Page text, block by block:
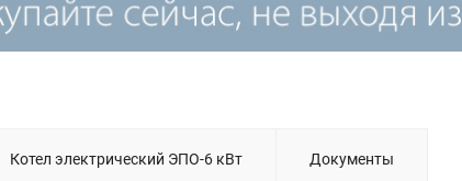
Котел электрический ЭПО-6 кВт Документы